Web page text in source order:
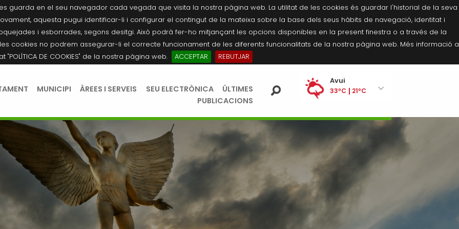
guarda en el seu navegador cada vegada que visita la nostra pàgina web. La utilitat de les cookies és guardar l'historial de la seva
aquesta pugui identificar-li i configurar el contingut de la mateixa sobre la base dels seus hàbits de navegació, identitat i
i esborrades, segons desitgi. Això podrà fer-ho mitjançant les opcions disponibles en la present finestra o a través de la
cookies no podrem assegurar-li el correcte funcionament de les diferents funcionalitats de la nostra pàgina web. Més informació a
"POLÍTICA DE COOKIES" de la nostra pàgina web.
ACCEPTAR
REBUTJAR
MUNICIPI ÀREES I SERVEIS SEU ELECTRÒNICA
ÚLTIMES
PUBLICACIONS
Avui
33ºC 21ºC
33ºC 21ºC
Dissabte
34ºC
20ºC